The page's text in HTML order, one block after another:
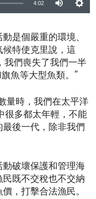
4:02
是個嚴重的環境、
特使克里說，這
我們喪失了我們一半
魚等大型魚類。”
量時，我們在太平洋
很多都太年輕，不能
後一代，除非我們
破壞保護和管理海
既不交稅也不交納
，打擊合法漁民。